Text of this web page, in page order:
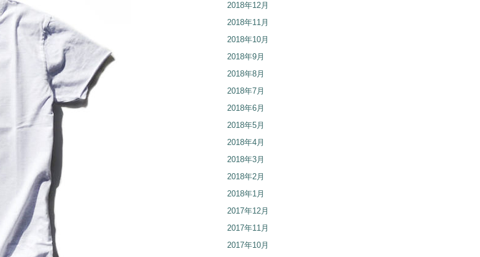
2018年12月
2018年11月
2018年10月
2018年9月
2018年8月
2018年7月
2018年6月
2018年5月
2018年4月
2018年3月
2018年2月
2018年1月
2017年12月
2017年11月
2017年10月